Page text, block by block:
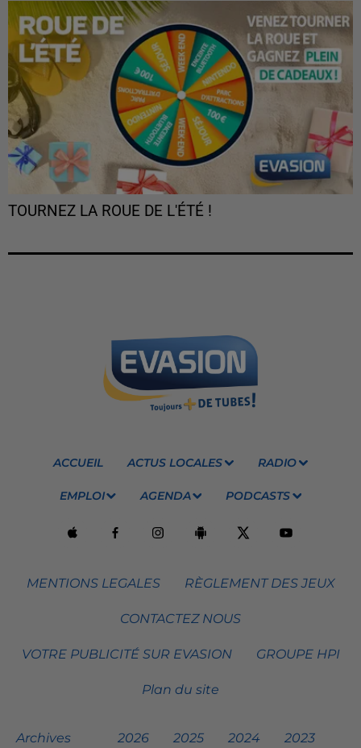
TOURNEZ LA ROUE DE L'ÉTÉ !
ACCUEIL ACTUS LOCALES RADIO
EMPLOI AGENDA PODCASTS
MENTIONS LEGALES RÈGLEMENT DES JEUX
CONTACTEZ NOUS
VOTRE PUBLICITÉ SUR EVASION GROUPE HPI
Plan du site
Archives 2026 2025 2024 2023